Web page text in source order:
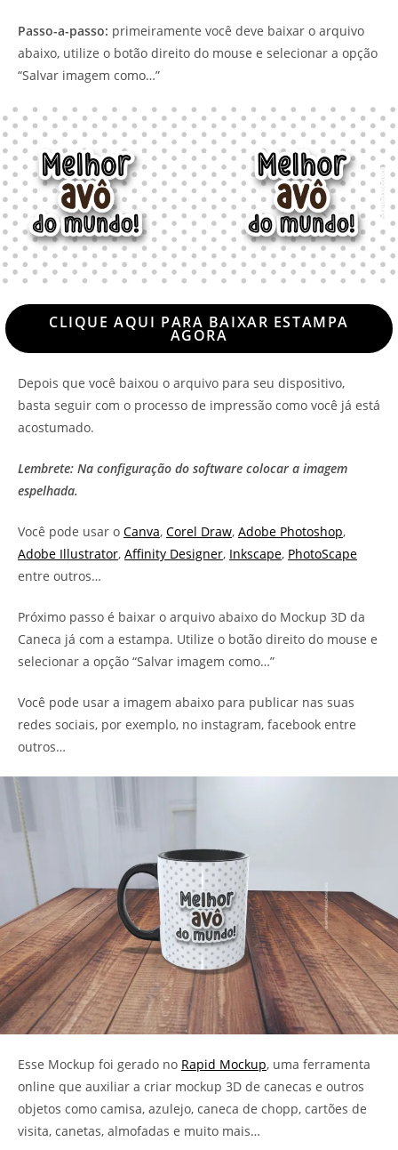
Passo-a-passo: primeiramente você deve baixar o arquivo
abaixo, utilize o botão direito do mouse e selecionar a opção
“Salvar imagem como…”
CLIQUE AQUI PARA BAIXAR ESTAMPA
AGORA
Depois que você baixou o arquivo para seu dispositivo,
basta seguir com o processo de impressão como você já está
acostumado.
Lembrete: Na configuração do software colocar a imagem
espelhada.
Você pode usar o Canva, Corel Draw, Adobe Photoshop,
Adobe Illustrator, Affinity Designer, Inkscape, PhotoScape
entre outros…
Próximo passo é baixar o arquivo abaixo do Mockup 3D da
Caneca já com a estampa. Utilize o botão direito do mouse e
selecionar a opção “Salvar imagem como…”
Você pode usar a imagem abaixo para publicar nas suas
redes sociais, por exemplo, no instagram, facebook entre
outros…
Esse Mockup foi gerado no Rapid Mockup, uma ferramenta
online que auxiliar a criar mockup 3D de canecas e outros
objetos como camisa, azulejo, caneca de chopp, cartões de
visita, canetas, almofadas e muito mais…